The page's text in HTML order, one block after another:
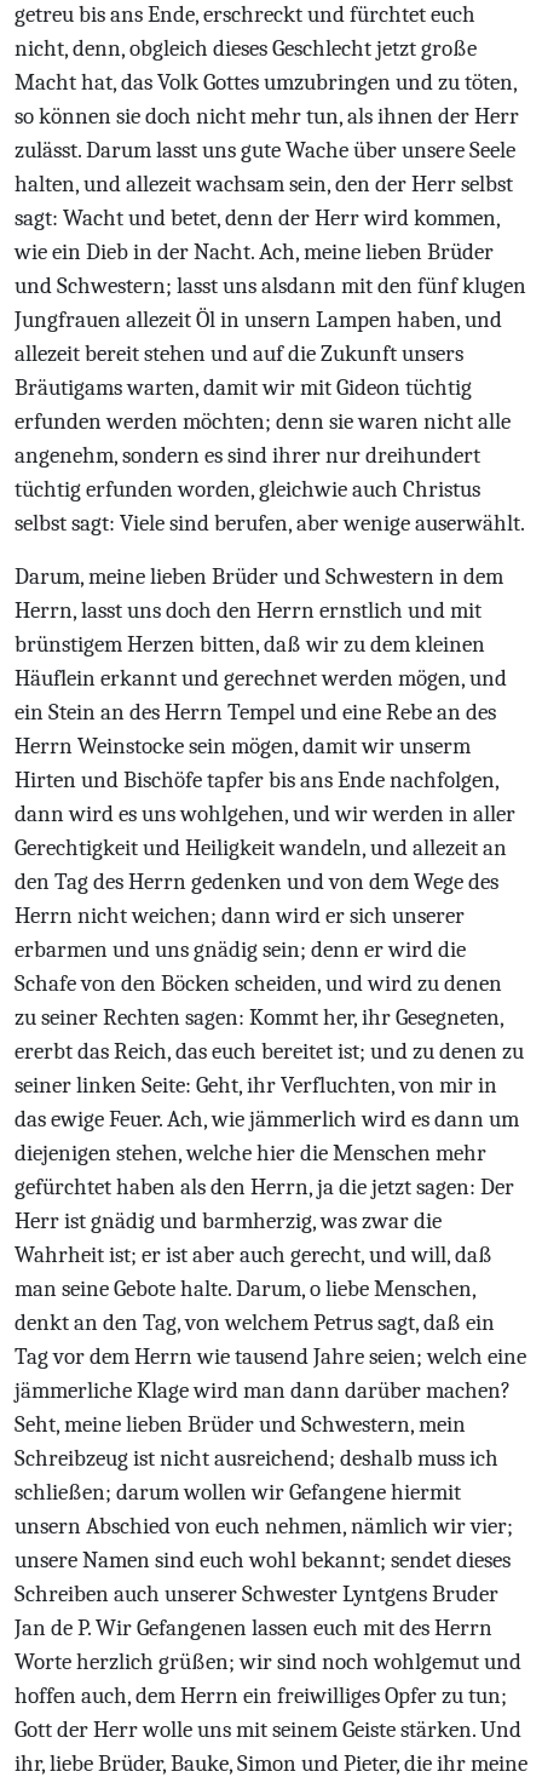
getreu bis ans Ende, erschreckt und fürchtet euch
nicht, denn, obgleich dieses Geschlecht jetzt große
Macht hat, das Volk Gottes umzubringen und zu töten,
so können sie doch nicht mehr tun, als ihnen der Herr
zulässt. Darum lasst uns gute Wache über unsere Seele
halten, und allezeit wachsam sein, den der Herr selbst
sagt: Wacht und betet, denn der Herr wird kommen,
wie ein Dieb in der Nacht. Ach, meine lieben Brüder
und Schwestern; lasst uns alsdann mit den fünf klugen
Jungfrauen allezeit Öl in unsern Lampen haben, und
allezeit bereit stehen und auf die Zukunft unsers
Bräutigams warten, damit wir mit Gideon tüchtig
erfunden werden möchten; denn sie waren nicht alle
angenehm, sondern es sind ihrer nur dreihundert
tüchtig erfunden worden, gleichwie auch Christus
selbst sagt: Viele sind berufen, aber wenige auserwählt.
Darum, meine lieben Brüder und Schwestern in dem
Herrn, lasst uns doch den Herrn ernstlich und mit
brünstigem Herzen bitten, daß wir zu dem kleinen
Häuflein erkannt und gerechnet werden mögen, und
ein Stein an des Herrn Tempel und eine Rebe an des
Herrn Weinstocke sein mögen, damit wir unserm
Hirten und Bischöfe tapfer bis ans Ende nachfolgen,
dann wird es uns wohlgehen, und wir werden in aller
Gerechtigkeit und Heiligkeit wandeln, und allezeit an
den Tag des Herrn gedenken und von dem Wege des
Herrn nicht weichen; dann wird er sich unserer
erbarmen und uns gnädig sein; denn er wird die
Schafe von den Böcken scheiden, und wird zu denen
zu seiner Rechten sagen: Kommt her, ihr Gesegneten,
ererbt das Reich, das euch bereitet ist; und zu denen zu
seiner linken Seite: Geht, ihr Verfluchten, von mir in
das ewige Feuer. Ach, wie jämmerlich wird es dann um
diejenigen stehen, welche hier die Menschen mehr
gefürchtet haben als den Herrn, ja die jetzt sagen: Der
Herr ist gnädig und barmherzig, was zwar die
Wahrheit ist; er ist aber auch gerecht, und will, daß
man seine Gebote halte. Darum, o liebe Menschen,
denkt an den Tag, von welchem Petrus sagt, daß ein
Tag vor dem Herrn wie tausend Jahre seien; welch eine
jämmerliche Klage wird man dann darüber machen?
Seht, meine lieben Brüder und Schwestern, mein
Schreibzeug ist nicht ausreichend; deshalb muss ich
schließen; darum wollen wir Gefangene hiermit
unsern Abschied von euch nehmen, nämlich wir vier;
unsere Namen sind euch wohl bekannt; sendet dieses
Schreiben auch unserer Schwester Lyntgens Bruder
Jan de P. Wir Gefangenen lassen euch mit des Herrn
Worte herzlich grüßen; wir sind noch wohlgemut und
hoffen auch, dem Herrn ein freiwilliges Opfer zu tun;
Gott der Herr wolle uns mit seinem Geiste stärken. Und
ihr, liebe Brüder, Bauke, Simon und Pieter, die ihr meine